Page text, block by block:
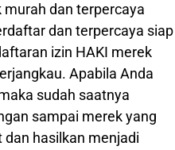
dan terpercaya
dan terpercaya siap
izin HAKI merek
Apabila Anda
sudah saatnya
sampai merek yang
hasilkan menjadi